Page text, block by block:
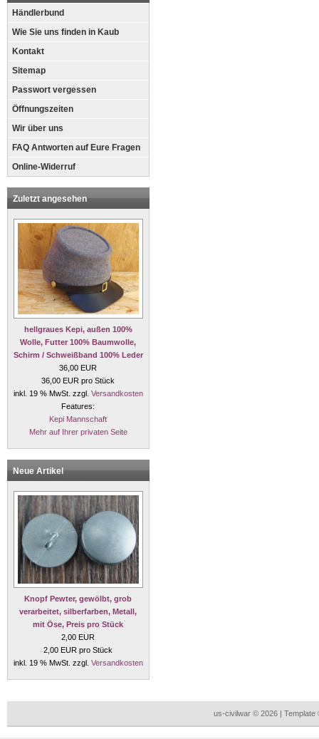
Händlerbund
Wie Sie uns finden in Kaub
Kontakt
Sitemap
Passwort vergessen
Öffnungszeiten
Wir über uns
FAQ Antworten auf Eure Fragen
Online-Widerruf
Zuletzt angesehen
hellgraues Kepi, außen 100%
Wolle, Futter 100% Baumwolle,
Schirm / Schweißband 100% Leder
36,00 EUR
36,00 EUR pro Stück
inkl. 19 % MwSt. zzgl. Versandkosten
Features:
Kepi Mannschaft
Mehr auf Ihrer privaten Seite
Neue Artikel
Knopf Pewter, gewölbt, grob
verarbeitet, silberfarben, Metall,
mit Öse, Preis pro Stück
2,00 EUR
2,00 EUR pro Stück
inkl. 19 % MwSt. zzgl. Versandkosten
us-civilwar © 2026 |